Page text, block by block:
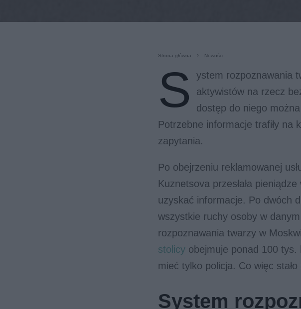
Strona główna Nowości
S
ystem rozpoznawania
aktywistów na rzecz
dostęp do niego
Potrzebne informacje trafiły na
zapytania.
Po obejrzeniu reklamowanej
Kuznetsova przesłała
uzyskać informacje. Po dwóch
wszystkie ruchy osoby w
rozpoznawania twarzy w
stolicy obejmuje ponad 100
mieć tylko policja. Co więc
System